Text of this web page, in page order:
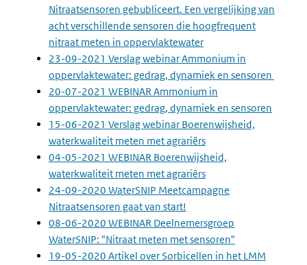
Nitraatsensoren gebubliceert. Een vergelijking van
acht verschillende sensoren die hoogfrequent
nitraat meten in oppervlaktewater
23-09-2021 Verslag webinar Ammonium in
oppervlaktewater: gedrag, dynamiek en sensoren
20-07-2021 WEBINAR Ammonium in
oppervlaktewater: gedrag, dynamiek en sensoren
15-06-2021 Verslag webinar Boerenwijsheid,
waterkwaliteit meten met agrariërs
04-05-2021 WEBINAR Boerenwijsheid,
waterkwaliteit meten met agrariërs
24-09-2020 WaterSNIP Meetcampagne
Nitraatsensoren gaat van start!
08-06-2020 WEBINAR Deelnemersgroep
WaterSNIP: "Nitraat meten met sensoren"
19-05-2020 Artikel over Sorbicellen in het LMM